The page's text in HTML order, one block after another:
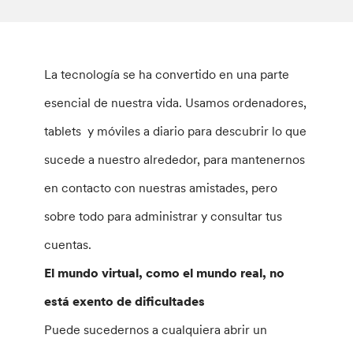
La tecnología se ha convertido en una parte
esencial de nuestra vida. Usamos ordenadores,
tablets y móviles a diario para descubrir lo que
sucede a nuestro alrededor, para mantenernos
en contacto con nuestras amistades, pero
sobre todo para administrar y consultar tus
cuentas.
El mundo virtual, como el mundo real, no
está exento de dificultades
Puede sucedernos a cualquiera abrir un